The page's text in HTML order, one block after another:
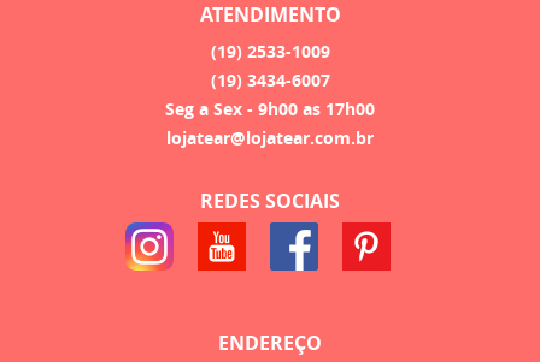
ATENDIMENTO
(19) 2533-1009
(19) 3434-6007
Seg a Sex - 9h00 as 17h00
lojatear@lojatear.com.br
REDES SOCIAIS
ENDEREÇO